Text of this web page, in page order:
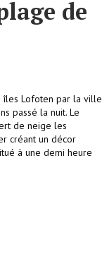
de
îles Lofoten par la ville
passé la nuit. Le
de neige les
créant un décor
à une demi heure